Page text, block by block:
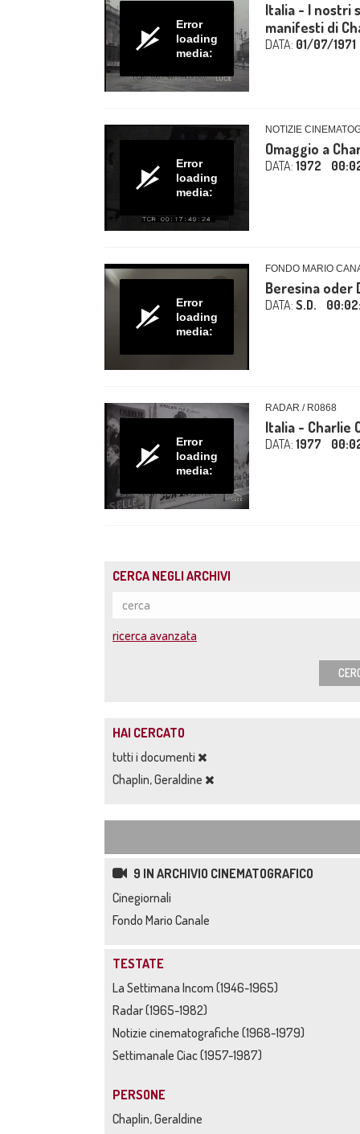
Error
loading
media:
Italia - I nostri
manifesti di
DATA: 01/07/1971
Error
loading
media:
NOTIZIE
Omaggio a
DATA: 1972
Error
loading
media:
FONDO MARIO
Beresina oder
DATA: S.D.
Error
loading
media:
RADAR / R0868
Italia - Charlie
DATA: 1977
CERCA NEGLI ARCHIVI
ricerca avanzata
HAI CERCATO
tutti i documenti
Chaplin, Geraldine
9 IN ARCHIVIO CINEMATOGRAFICO
Cinegiornali
Fondo Mario Canale
TESTATE
La Settimana Incom (1946-1965)
Radar (1965-1982)
Notizie cinematografiche (1968-1979)
Settimanale Ciac (1957-1987)
PERSONE
Chaplin, Geraldine